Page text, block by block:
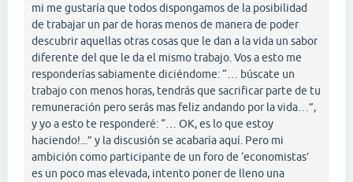
mi me gustaría que todos dispongamos de la posibilidad
de trabajar un par de horas menos de manera de poder
descubrir aquellas otras cosas que le dan a la vida un sabor
diferente del que le da el mismo trabajo. Vos a esto me
responderías sabiamente diciéndome: “… búscate un
trabajo con menos horas, tendrás que sacrificar parte de tu
remuneración pero serás mas feliz andando por la vida…”,
y yo a esto te responderé: “… OK, es lo que estoy
haciendo!...” y la discusión se acabaría aquí. Pero mi
ambición como participante de un foro de ‘economistas’
es un poco mas elevada, intento poner de lleno una